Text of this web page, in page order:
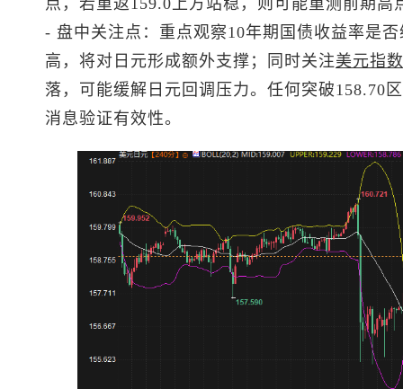
点，若重返159.0上方站稳，则可能重测前期高
- 盘中关注点：重点观察10年期国债收益率是
高，将对日元形成额外支撑；同时关注美元指数
落，可能缓解日元回调压力。任何突破158.70
消息验证有效性。